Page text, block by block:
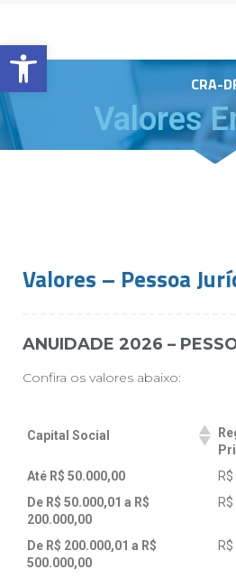
Barra de Ferramentas Aberta
CRA-
Valores
Valores – Pessoa
ANUIDADE 2026 –
Confira os valores abaixo:
Capital Social
Até R$ 50.000,00
De R$ 50.000,01 a R$
200.000,00
De R$ 200.000,01 a R$
500.000,00